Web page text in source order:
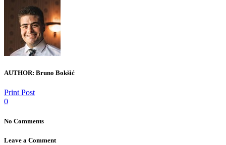
AUTHOR: Bruno Bokšić
Print Post
0
No Comments
Leave a Comment